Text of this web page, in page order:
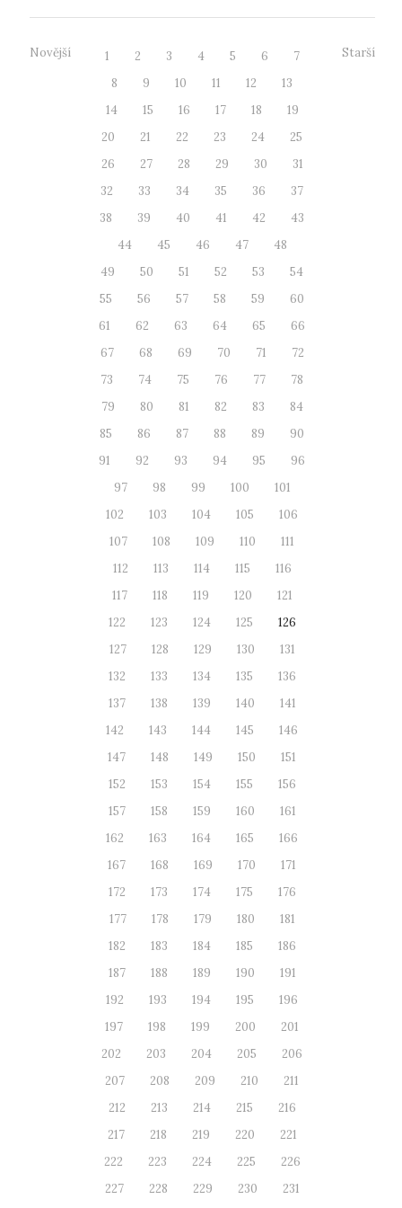
Novější 1 2 3 4 5 6
7
8
9 10 11 12
13
14
15 16 17 18
19
20
21 22 23 24
25
26
27 28 29 30
31
32
33 34 35 36
37
38
39 40 41 42
43
44
45 46 47
48
49
50 51 52 53
54
55
56 57 58 59
60
61
62 63 64 65
66
67
68 69 70 71
72
73
74 75 76 77
78
79
80 81 82 83
84
85
86 87 88 89
90
91
92 93 94 95
96
97
98 99 100
101
102
103 104 105
106
107
108 109 110
111
112
113 114 115
116
117
118 119 120
121
122
123 124 125
126
127
128 129 130
131
132
133 134 135
136
137
138 139 140
141
142
143 144 145
146
147
148 149 150
151
152
153 154 155
156
157
158 159 160
161
162
163 164 165
166
167
168 169 170
171
172
173 174 175
176
177
178 179 180
181
182
183 184 185
186
187
188 189 190
191
192
193 194 195
196
197
198 199 200
201
202
203 204 205
206
207
208 209 210
211
212
213 214 215
216
217
218 219 220
221
222
223 224 225
226
227
228 229 230
231
Starší